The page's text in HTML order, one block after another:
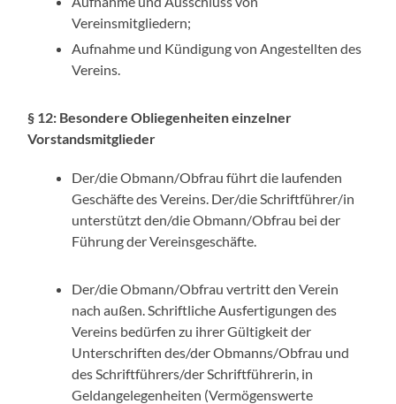
Vereinsmitgliedern;
Aufnahme und Kündigung von Angestellten des
Vereins.
§ 12: Besondere Obliegenheiten einzelner
Vorstandsmitglieder
Der/die Obmann/Obfrau führt die laufenden
Geschäfte des Vereins. Der/die Schriftführer/in
unterstützt den/die Obmann/Obfrau bei der
Führung der Vereinsgeschäfte.
Der/die Obmann/Obfrau vertritt den Verein
nach außen. Schriftliche Ausfertigungen des
Vereins bedürfen zu ihrer Gültigkeit der
Unterschriften des/der Obmanns/Obfrau und
des Schriftführers/der Schriftführerin, in
Geldangelegenheiten (Vermögenswerte